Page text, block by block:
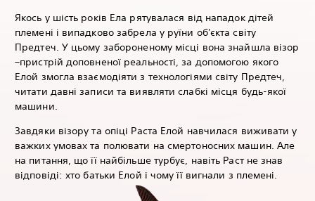
Якось у шість років Ела рятувалася від нападок дітей
племені і випадково забрела у руїни об'єкта світу
Предтеч. У цьому забороненому місці вона знайшла візор
–пристрій доповненої реальності, за допомогою якого
Елой змогла взаємодіяти з технологіями світу Предтеч,
читати давні записи та виявляти слабкі місця будь-якої
машини.
Завдяки візору та опіці Раста Елой навчилася виживати у
важких умовах та полювати на смертоносних машин. Але
на питання, що її найбільше турбує, навіть Раст не знав
відповіді: хто батьки Елой і чому її вигнали з племені.